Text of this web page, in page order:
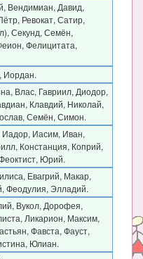
Вендимиан, Давид,
Ревокат, Сатир,
Секунд, Семён,
Фелицитата,
Иордан.
Влас, Гавриил, Диодор,
Клавдий, Николай,
Семён, Симон.
Иадор, Иасим, Иван,
Констанция, Коприй,
Юрий.
Евагрий, Макар,
Феодулия, Элладий.
Вукол, Дорофея,
Ликарион, Максим,
Фавста, Фауст,
Юлиан.